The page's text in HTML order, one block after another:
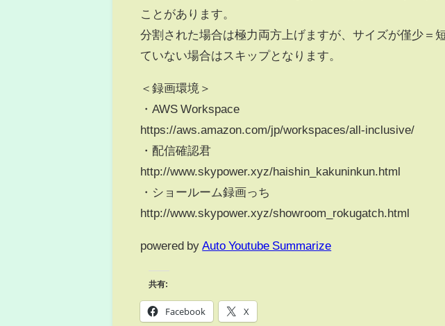
ことがあります。
分割された場合は極力両方上げますが、サイズが僅少＝
ていない場合はスキップとなります。
＜録画環境＞
・AWS Workspace
https://aws.amazon.com/jp/workspaces/all-inclusive/
・配信確認君
http://www.skypower.xyz/haishin_kakuninkun.html
・ショールーム録画っち
http://www.skypower.xyz/showroom_rokugatch.html
powered by Auto Youtube Summarize
共有:
Facebook X